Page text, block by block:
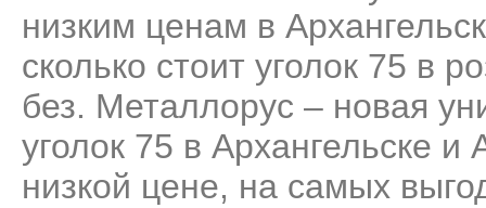
низким ценам в
сколько стоит уголок 75 в
без. Металлорус – новая
уголок 75 в Архангельске
низкой цене, на самых